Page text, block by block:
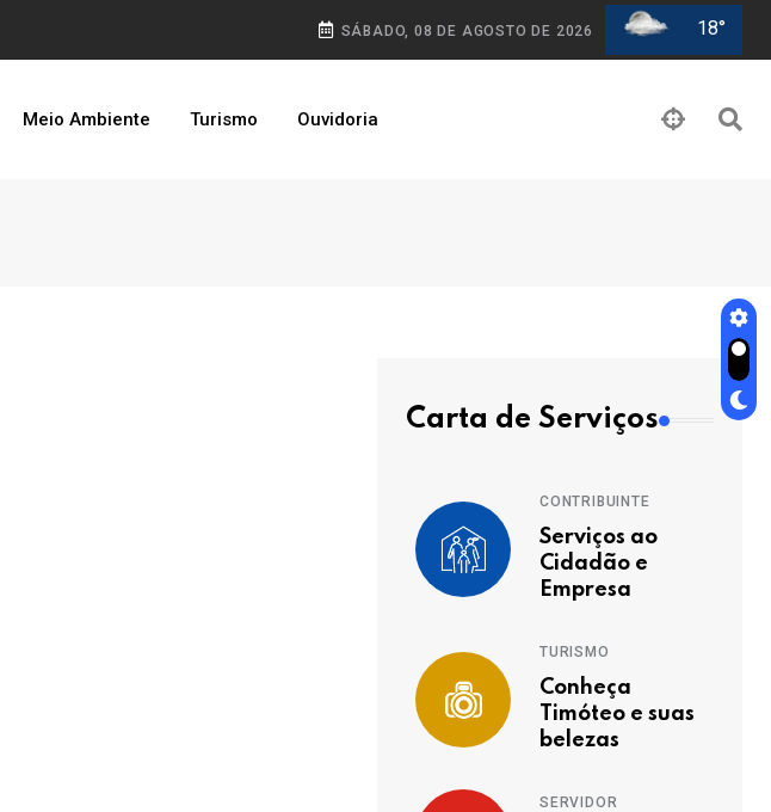
SÁBADO, 08 DE AGOSTO DE 2026 18°
Meio Ambiente Turismo Ouvidoria
Carta de Serviços
CONTRIBUINTE
Serviços ao
Cidadão e
Empresa
TURISMO
Conheça
Timóteo e suas
belezas
SERVIDOR